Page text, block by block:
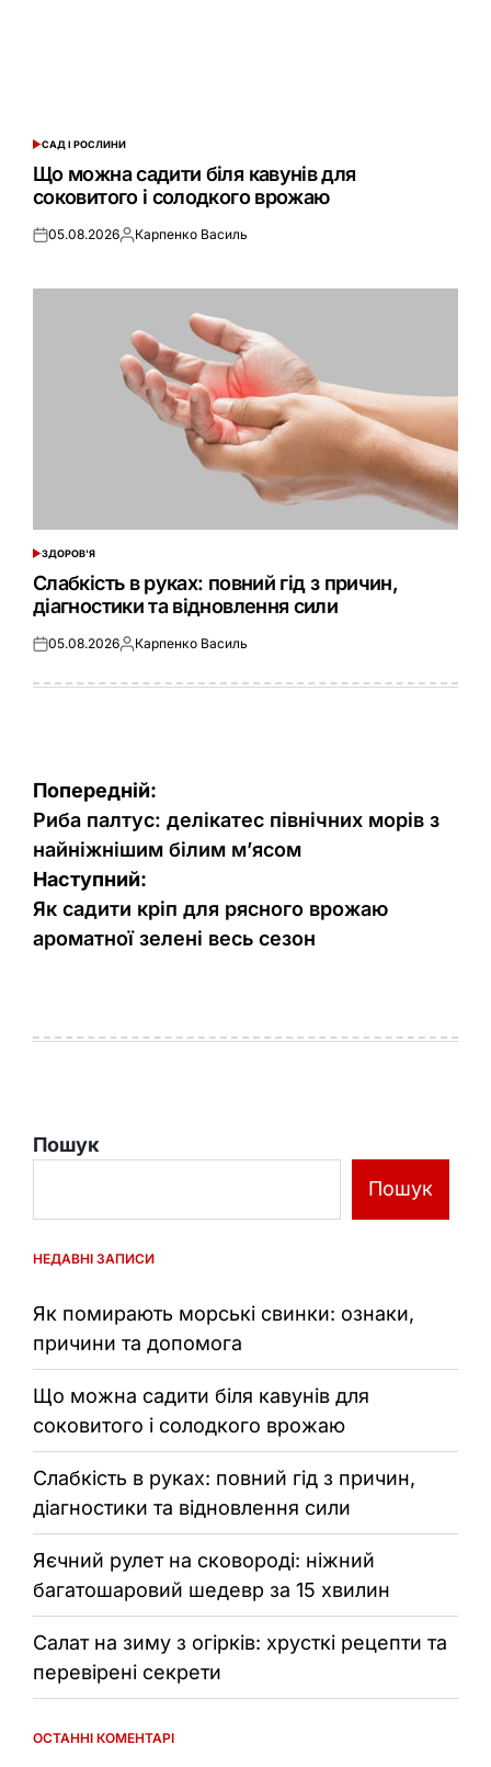
ОПУБЛІКУВАТИ
У
САД І РОСЛИНИ
Що можна садити біля кавунів для
соковитого і солодкого врожаю
Оприлюднено
05.08.2026Опубліковано
Карпенко Василь
ОПУБЛІКУВАТИ
ЗДОРОВ'Я
Слабкість в руках: повний гід з причин,
діагностики та відновлення сили
Оприлюднено
05.08.2026Опубліковано
Карпенко Василь
Навігація
записів
Попередній:
Риба палтус: делікатес північних морів з
найніжнішим білим м’ясом
Наступний:
Як садити кріп для рясного врожаю
ароматної зелені весь сезон
Пошук
Пошук
НЕДАВНІ ЗАПИСИ
Як помирають морські свинки: ознаки,
причини та допомога
Що можна садити біля кавунів для
соковитого і солодкого врожаю
Слабкість в руках: повний гід з причин,
діагностики та відновлення сили
Яєчний рулет на сковороді: ніжний
багатошаровий шедевр за 15 хвилин
Салат на зиму з огірків: хрусткі рецепти та
перевірені секрети
ОСТАННІ КОМЕНТАРІ